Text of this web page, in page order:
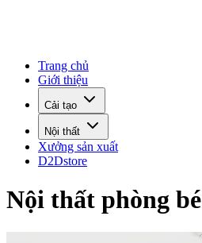
Trang chủ
Giới thiệu
Cải tạo
Nội thất
Xưởng sản xuất
D2Dstore
Nội thất phòng bé